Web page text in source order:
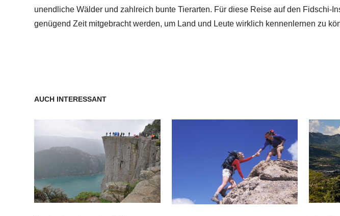
unendliche Wälder und zahlreich bunte Tierarten. Für diese Reise auf den Fidschi-
genügend Zeit mitgebracht werden, um Land und Leute wirklich kennenlernen zu
AUCH INTERESSANT